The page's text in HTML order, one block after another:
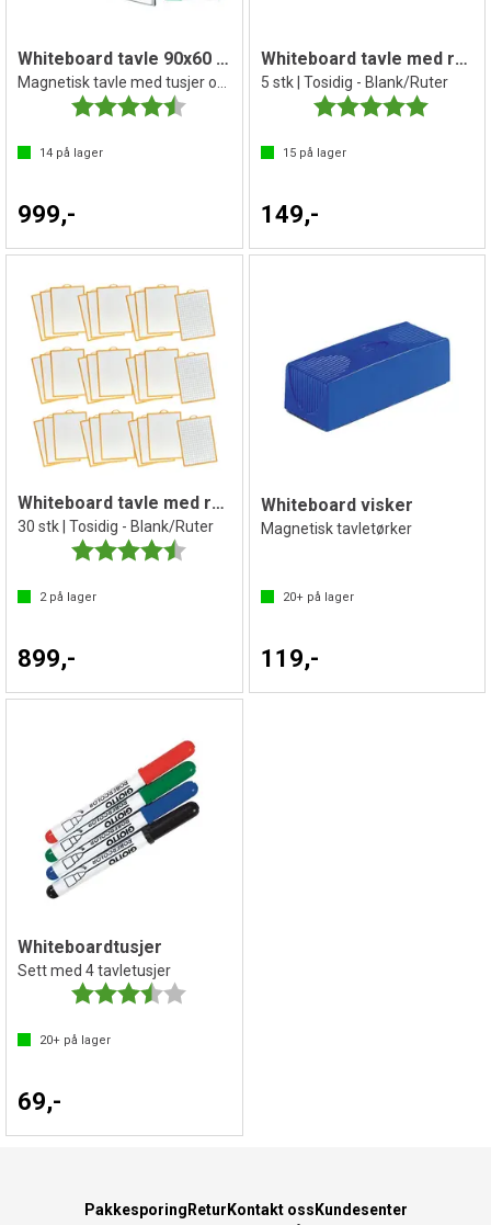
Whiteboard tavle 90x60 cm
Karakter:
4.5 av 5 mulige
14 på lager
999,-
Whiteboard tavle med ruteside
5 stk | Tosidig - Blank/Ruter
Karakter:
15på lager
149,-
Whiteboard tavle med ruteside (30)
30 stk | Tosidig - Blank/Ruter
Karakter:
4.6 av 5 mulige
2 på lager
899,-
Whiteboard visker
Magnetisk tavletørker
20+på lager
119,-
Whiteboardtusjer
Sett med 4 tavletusjer
Karakter:
3.8 av 5 mulige
20+ på lager
69,-
Pakkesporing Retur Kontakt oss Kundesenter